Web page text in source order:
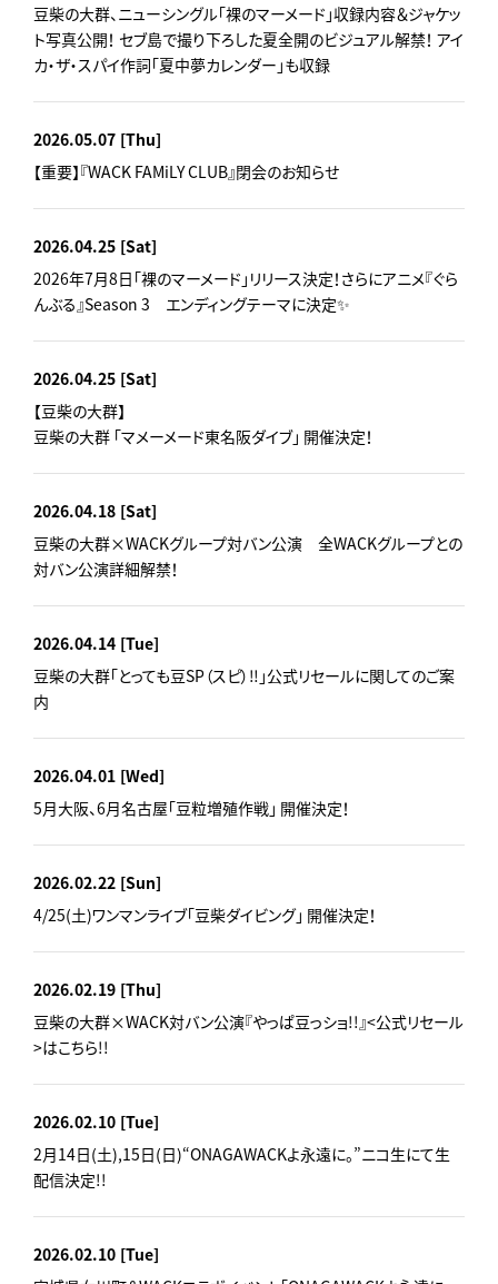
豆柴の大群、ニューシングル「裸のマーメード」収録内容＆ジャケッ
ト写真公開！ セブ島で撮り下ろした夏全開のビジュアル解禁！ アイ
カ・ザ・スパイ作詞「夏中夢カレンダー」も収録
2026.05.07 [Thu]
【重要】『WACK FAMiLY CLUB』閉会のお知らせ
2026.04.25 [Sat]
2026年7月8日「裸のマーメード」リリース決定！さらにアニメ『ぐら
んぶる』Season 3 エンディングテーマに決定✨
2026.04.25 [Sat]
【豆柴の大群】
豆柴の大群 「マメーメード東名阪ダイブ」 開催決定！
2026.04.18 [Sat]
豆柴の大群×WACKグループ対バン公演 全WACKグループとの
対バン公演詳細解禁！
2026.04.14 [Tue]
豆柴の大群「とっても豆SP（スピ）‼」公式リセールに関してのご案
内
2026.04.01 [Wed]
5月大阪、6月名古屋「豆粒増殖作戦」 開催決定！
2026.02.22 [Sun]
4/25(土)ワンマンライブ「豆柴ダイビング」 開催決定！
2026.02.19 [Thu]
豆柴の大群×WACK対バン公演『やっぱ豆っショ!!』<公式リセール
>はこちら!!
2026.02.10 [Tue]
2月14日(土),15日(日)“ONAGAWACKよ永遠に。”ニコ生にて生
配信決定!!
2026.02.10 [Tue]